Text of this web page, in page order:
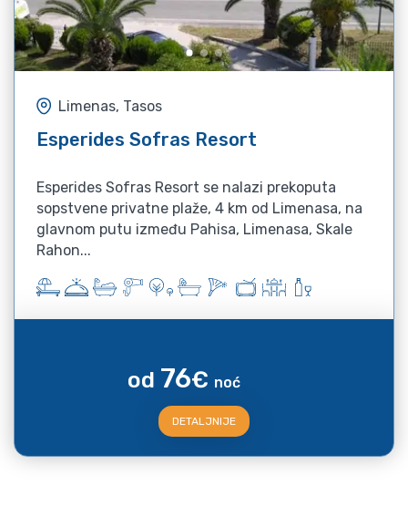
Limenas, Tasos
Esperides Sofras Resort
Esperides Sofras Resort se nalazi prekoputa
sopstvene privatne plaže, 4 km od Limenasa, na
glavnom putu između Pahisa, Limenasa, Skale
Rahon...
od 76€ noć
DETALJNIJE